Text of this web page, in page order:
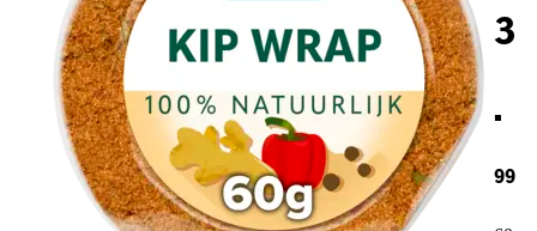
3
.
99